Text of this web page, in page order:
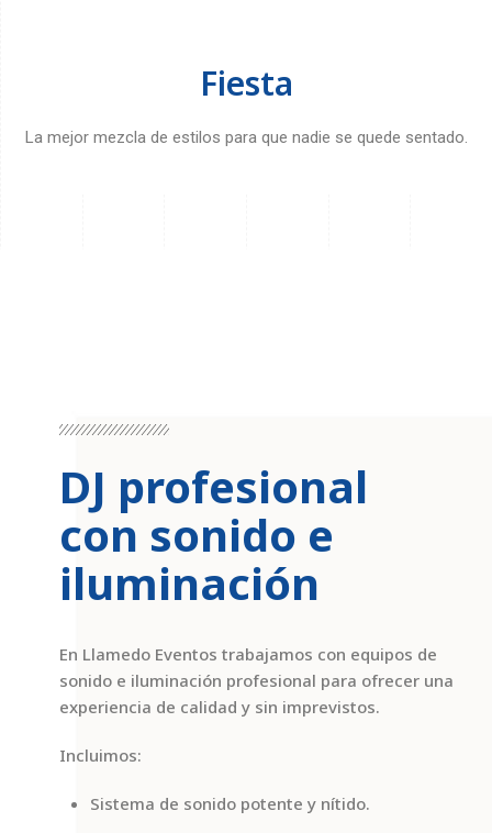
Fiesta
La mejor mezcla de estilos para que nadie se quede sentado.
DJ profesional
con sonido e
iluminación
En Llamedo Eventos trabajamos con equipos de
sonido e iluminación profesional para ofrecer una
experiencia de calidad y sin imprevistos.
Incluimos:
Sistema de sonido potente y nítido.